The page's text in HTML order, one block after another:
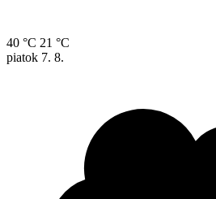
40 °C 21 °C
piatok 7. 8.